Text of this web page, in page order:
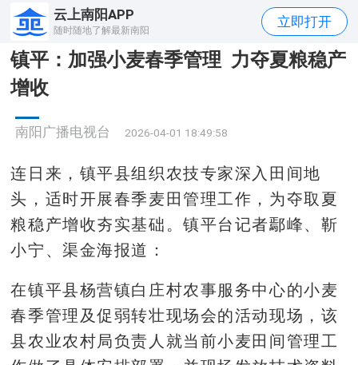
云上南阳APP
随时随地了解最新南阳
立即打开
镇平：加强小麦春季管理 力夺夏粮稳产
增收
南阳广播电视台 2026-04-01 18:49:58
连日来，镇平县组织农技专家深入田间地
头，适时开展春季麦田管理工作，为夺取夏
粮稳产增收夯实基础。镇平台记者鄢峰、靳
小宁、渠金海报道：
在镇平县杨营镇白庄村农事服务中心的小麦
春季管理及促弱转壮现场会的活动现场，该
县农业农村局负责人就当前小麦田间管理工